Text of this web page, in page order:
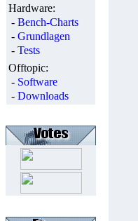
Hardware:
- Bench-Charts
- Grundlagen
- Tests
Offtopic:
- Software
- Downloads